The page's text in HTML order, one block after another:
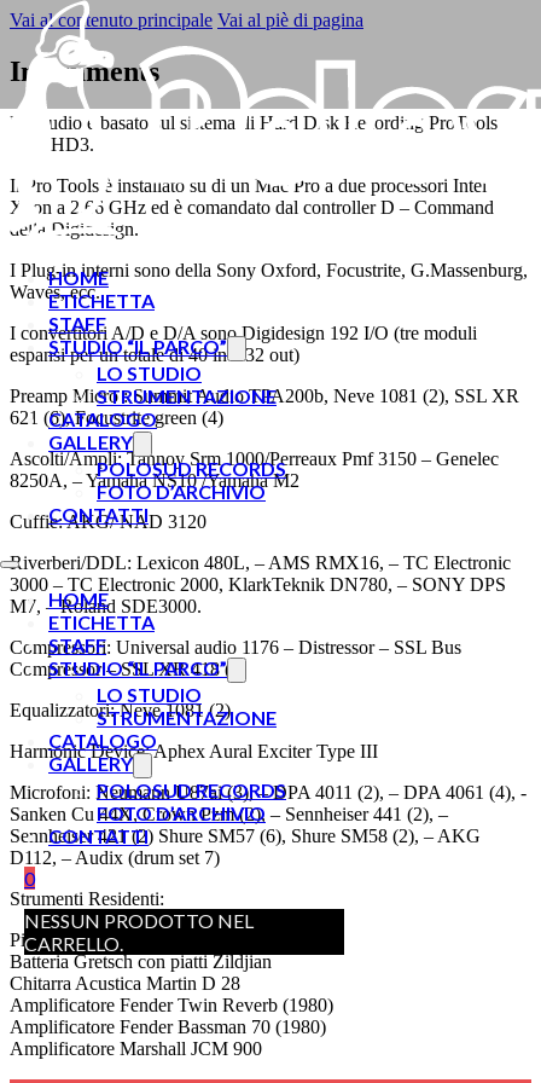
Vai al contenuto principale Vai al piè di pagina
HOME
ETICHETTA
STAFF
STUDIO “IL PARCO”
LO STUDIO
STRUMENTAZIONE
CATALOGO
GALLERY
POLOSUD RECORDS
FOTO D’ARCHIVIO
CONTATTI
HOME
ETICHETTA
STAFF
STUDIO “IL PARCO”
LO STUDIO
STRUMENTAZIONE
CATALOGO
GALLERY
POLOSUD RECORDS
FOTO D’ARCHIVIO
CONTATTI
0
NESSUN PRODOTTO NEL
CARRELLO.
Instruments
Lo studio è basato sul sistema di Hard Disk Recording ProTools
(8.1) HD3.
Il Pro Tools è installato su di un Mac Pro a due processori Intel
Xeon a 2,66 GHz ed è comandato dal controller D – Command
della Digidesign.
I Plug-in interni sono della Sony Oxford, Focustrite, G.Massenburg,
Waves, ecc.
I convertitori A/D e D/A sono Digidesign 192 I/O (tre moduli
espansi per un totale di 40 in e 32 out)
Preamp Micro : Summit Audio TPA200b, Neve 1081 (2), SSL XR
621 (6), Focustrite green (4)
Ascolti/Ampli: Tannoy Srm 1000/Perreaux Pmf 3150 – Genelec
8250A, – Yamaha NS10 /Yamaha M2
Cuffie: AKG/ NAD 3120
Riverberi/DDL: Lexicon 480L, – AMS RMX16, – TC Electronic
3000 – TC Electronic 2000, KlarkTeknik DN780, – SONY DPS
M7, – Roland SDE3000.
Compressori: Universal audio 1176 – Distressor – SSL Bus
Compressor – SSL XR 418 (2)
Equalizzatori: Neve 1081 (2)
Harmonic Device: Aphex Aural Exciter Type III
Microfoni: Neumann U87ai (3), – DPA 4011 (2), – DPA 4061 (4), -
Sanken Cu 44X, Crown Pzm (2), – Sennheiser 441 (2), –
Sennheiser 421 (2) Shure SM57 (6), Shure SM58 (2), – AKG
D112, – Audix (drum set 7)
Strumenti Residenti:
Pianoforte a coda Yamaha S400 (mt 1,90)
Batteria Gretsch con piatti Zildjian
Chitarra Acustica Martin D 28
Amplificatore Fender Twin Reverb (1980)
Amplificatore Fender Bassman 70 (1980)
Amplificatore Marshall JCM 900